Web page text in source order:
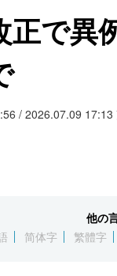
正で
/ 2026.07.09 17:13
他の
简体字 繁體字